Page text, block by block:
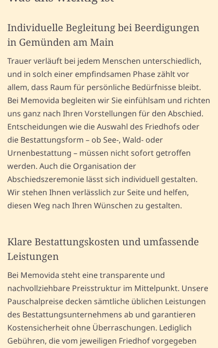
Individuelle Begleitung bei Beerdigungen
in Gemünden am Main
Trauer verläuft bei jedem Menschen unterschiedlich,
und in solch einer empfindsamen Phase zählt vor
allem, dass Raum für persönliche Bedürfnisse bleibt.
Bei Memovida begleiten wir Sie einfühlsam und richten
uns ganz nach Ihren Vorstellungen für den Abschied.
Entscheidungen wie die Auswahl des Friedhofs oder
die Bestattungsform – ob See-, Wald- oder
Urnenbestattung – müssen nicht sofort getroffen
werden. Auch die Organisation der
Abschiedszeremonie lässt sich individuell gestalten.
Wir stehen Ihnen verlässlich zur Seite und helfen,
diesen Weg nach Ihren Wünschen zu gestalten.
Klare Bestattungskosten und umfassende
Leistungen
Bei Memovida steht eine transparente und
nachvollziehbare Preisstruktur im Mittelpunkt. Unsere
Pauschalpreise decken sämtliche üblichen Leistungen
des Bestattungsunternehmens ab und garantieren
Kostensicherheit ohne Überraschungen. Lediglich
Gebühren, die vom jeweiligen Friedhof vorgegeben